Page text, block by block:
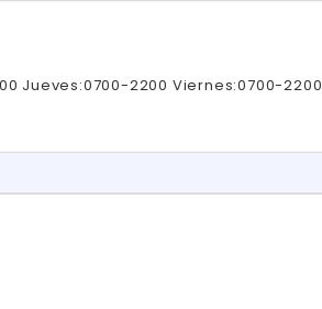
Jueves:0700-2200 Viernes:0700-2200